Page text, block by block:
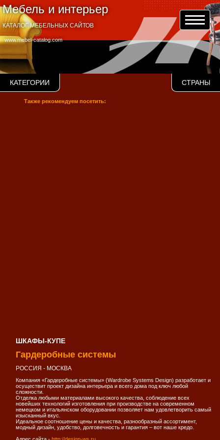
Мебель и интерьер
www.mebel-catalog.com
КАТАЛОГ МЕБЕЛЬНЫХ САЙТОВ
КАТЕГОРИИ СТРАНЫ
Также рекомендуем посетить:
ШКАФЫ-КУПЕ
Гардеробные системы
РОССИЯ - МОСКВА
Компания «Гардеробные системы» (Wardrobe Systems Design) разработает и
осуществит проект дизайна интерьера и всего дома под ключ любой
сложности.
Отделка любыми материалами высокого качества, соблюдение всех
новейших технологий изготовления при производстве на современном
немецком и итальянском оборудовании позволяет нам удовлетворить самый
изысканный вкус.
Идеальное соотношение цены и качества, разнообразный ассортимент,
модный дизайн, удобство, долговечность и гарантия – вот наше кредо.